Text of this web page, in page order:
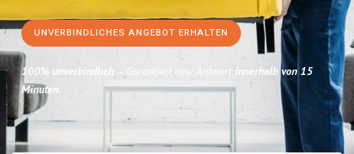
UNVERBINDLICHES ANGEBOT ERHALTEN
100% unverbindlich – Garantiert eine Antwort innerhalb von 15
Minuten.